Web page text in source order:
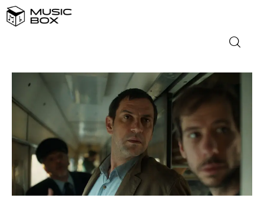
NASLOVNICA
DOMAĆA GLAZBA
STRANA GLAZBA
FILM